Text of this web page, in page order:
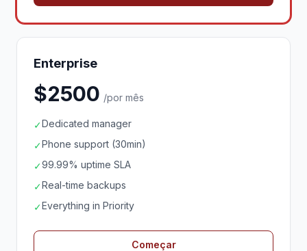
Enterprise
$2500 /por mês
✓Dedicated manager
✓Phone support (30min)
✓99.99% uptime SLA
✓Real-time backups
✓Everything in Priority
Começar